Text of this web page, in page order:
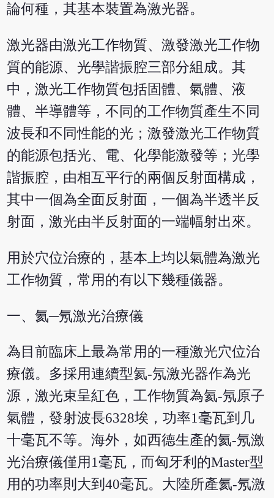
論何種，其基本裝置為激光器。
激光器由激光工作物質、激發激光工作物
質的能源、光學諧振腔三部分組成。其
中，激光工作物質包括固體、氣體、液
體、半導體等，不同的工作物質產生不同
波長和不同性能的光；激發激光工作物質
的能源包括光、電、化學能激發等；光學
諧振腔，由相互平行的兩個反射面構成，
其中一個為全面反射面，一個為半透半反
射面，激光由半反射面的一端幅射出來。
用於穴位治療的，基本上均以氣體為激光
工作物質，常用的有以下幾種儀器。
一、氦─氖激光治療儀
為目前臨床上最為常用的一種激光穴位治
療儀。多採用連續型氦-氖激光器作為光
源，激光束呈紅色，工作物質為氦-氖原子
氣體，發射波長6328埃，功率1毫瓦到几
十毫瓦不等。海外，如西德生產的氦-氖激
光治療儀僅用1毫瓦，而匈牙利的Master型
用的功率則大到40毫瓦。大陸所產氦-氖激